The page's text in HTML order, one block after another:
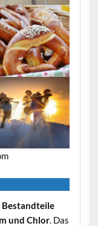
Bestandteile
und Chlor. Das